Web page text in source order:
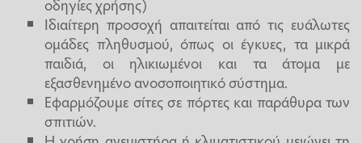
Ιδιαίτερη προσοχή απαιτείται από τις ευάλωτες
ομάδες πληθυσμού, όπως οι έγκυες, τα μικρά
παιδιά, οι ηλικιωμένοι και τα άτομα με
εξασθενημένο ανοσοποιητικό σύστημα.
Εφαρμόζουμε σίτες σε πόρτες και παράθυρα των
σπιτιών.